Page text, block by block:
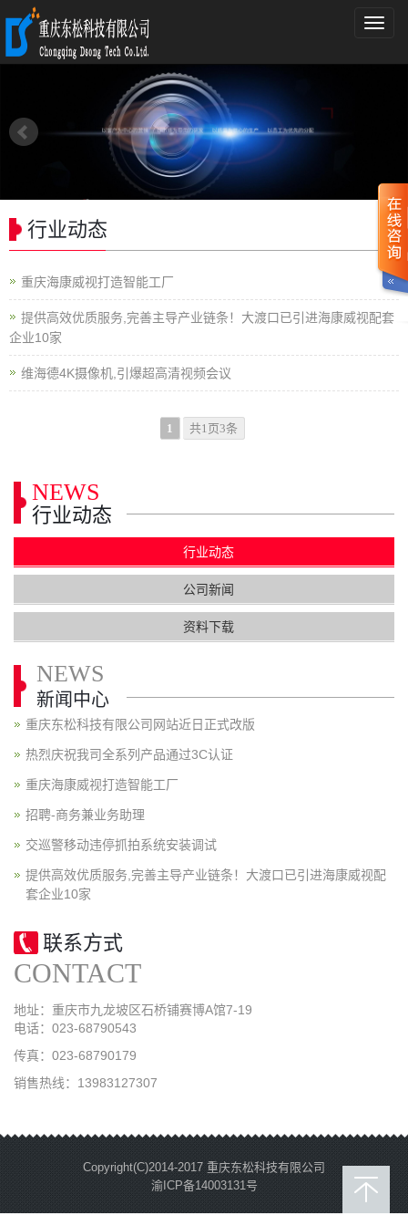
导
菜
行业动态
重庆海康威视打造智能工厂
提供高效优质服务,完善主导产业链条！大渡口已引进海康威视配套
企业10家
维海德4K摄像机,引爆超高清视频会议
1 共1页3条
NEWS
行业动态
行业动态
公司新闻
资料下载
NEWS
新闻中心
重庆东松科技有限公司网站近日正式改版
热烈庆祝我司全系列产品通过3C认证
重庆海康威视打造智能工厂
招聘-商务兼业务助理
交巡警移动违停抓拍系统安装调试
提供高效优质服务,完善主导产业链条！大渡口已引进海康威视配
套企业10家
联系方式
CONTACT
地址：重庆市九龙坡区石桥铺赛博A馆7-19
电话：023-68790543
传真：023-68790179
销售热线：13983127307
Copyright(C)2014-2017 重庆东松科技有限公司
渝ICP备14003131号